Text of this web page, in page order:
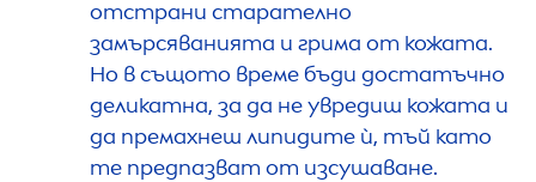
отстрани старателно
замърсяванията и грима от кожата.
Но в същото време бъди достатъчно
деликатна, за да не увредиш кожата и
да премахнеш липидите ѝ, тъй като
те предпазват от изсушаване.